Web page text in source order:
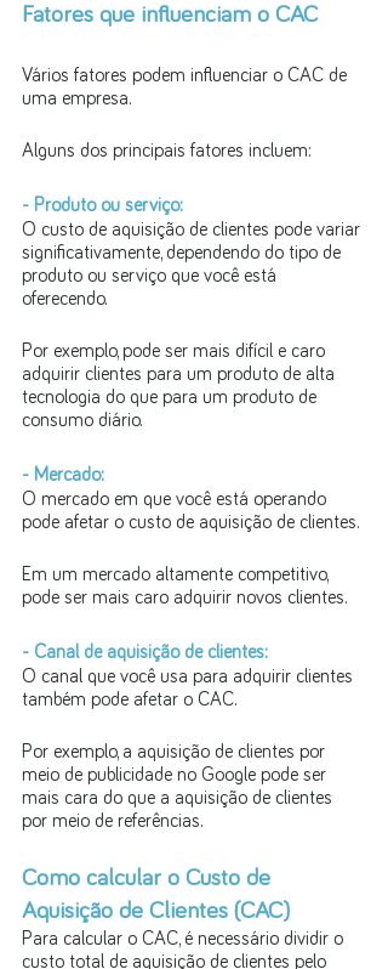
Fatores que influenciam o CAC
Vários fatores podem influenciar o CAC de
uma empresa.
Alguns dos principais fatores incluem:
- Produto ou serviço:
O custo de aquisição de clientes pode variar
significativamente, dependendo do tipo de
produto ou serviço que você está
oferecendo.
Por exemplo, pode ser mais difícil e caro
adquirir clientes para um produto de alta
tecnologia do que para um produto de
consumo diário.
- Mercado:
O mercado em que você está operando
pode afetar o custo de aquisição de clientes.
Em um mercado altamente competitivo,
pode ser mais caro adquirir novos clientes.
- Canal de aquisição de clientes:
O canal que você usa para adquirir clientes
também pode afetar o CAC.
Por exemplo, a aquisição de clientes por
meio de publicidade no Google pode ser
mais cara do que a aquisição de clientes
por meio de referências.
Como calcular o Custo de
Aquisição de Clientes (CAC)
Para calcular o CAC, é necessário dividir o
custo total de aquisição de clientes pelo